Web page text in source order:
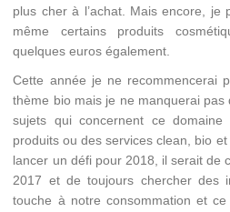
plus cher à l’achat. Mais encore, je
même certains produits
quelques euros également.
Cette année je ne recommencerai
thème bio mais je ne manquerai
sujets qui concernent ce
produits ou des services clean, bio
lancer un défi pour 2018, il serait de
2017 et de toujours chercher des
touche à notre consommation et